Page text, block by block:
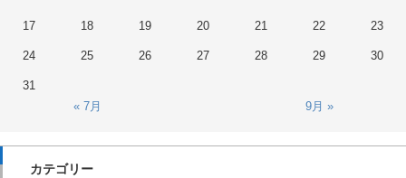
17 18 19 20 21 22 23
24 25 26 27 28 29 30
31
« 7月
9月 »
カテゴリー